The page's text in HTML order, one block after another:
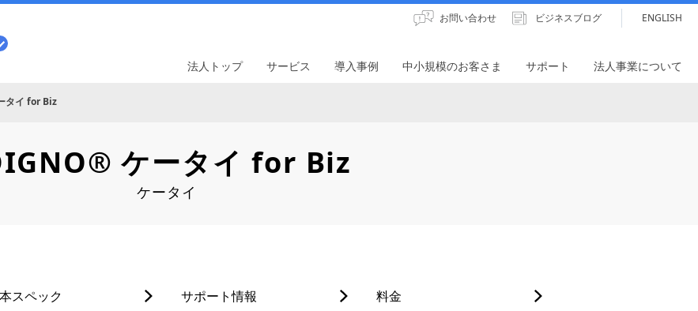
お問い合わせ ビジネスブログ ENGLISH
法人トップ サービス 導入事例 中小規模のお客さま サポート 法人事業について
タイ for Biz
ケータイ for Biz
ケータイ
スペック サポート情報 料金